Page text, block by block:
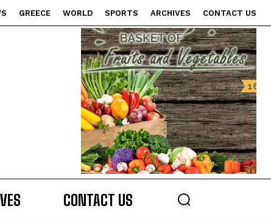
GREECE WORLD SPORTS ARCHIVES CONTACT US
CONTACT US